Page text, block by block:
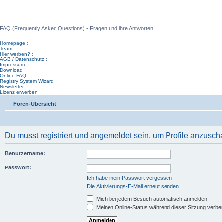
FAQ (Frequently Asked Questions) - Fragen und ihre Antworten
Homepage :
Team :
Hier werben? :
AGB / Datenschutz :
Impressum
Download
Online-FAQ
Registry System Wizard
Newsletter
Lizenz erwerben
Foren-Übersicht
Du musst registriert und angemeldet sein, um Profile
Benutzername:
Passwort:
Ich habe mein Passwort vergessen
Die Aktivierungs-E-Mail erneut senden
Mich bei jedem Besuch automatisch anmelden
Meinen Online-Status während dieser Sitzung